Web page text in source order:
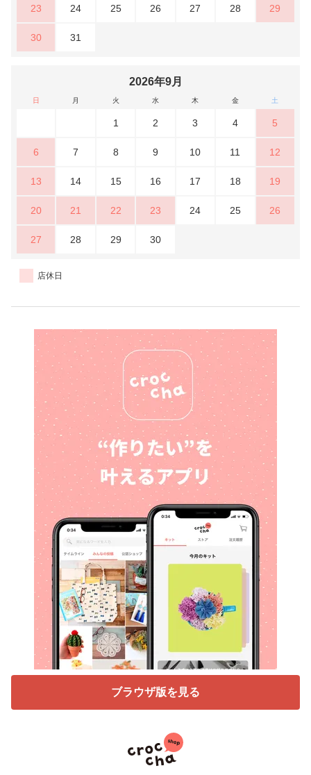
23 24 25 26 27 28 29
30 31
2026年9月
日 月 火 水 木 金 土
1 2 3 4 5
6 7 8 9 10 11 12
13 14 15 16 17 18 19
20 21 22 23 24 25 26
27 28 29 30
店休日
ブラウザ版を見る